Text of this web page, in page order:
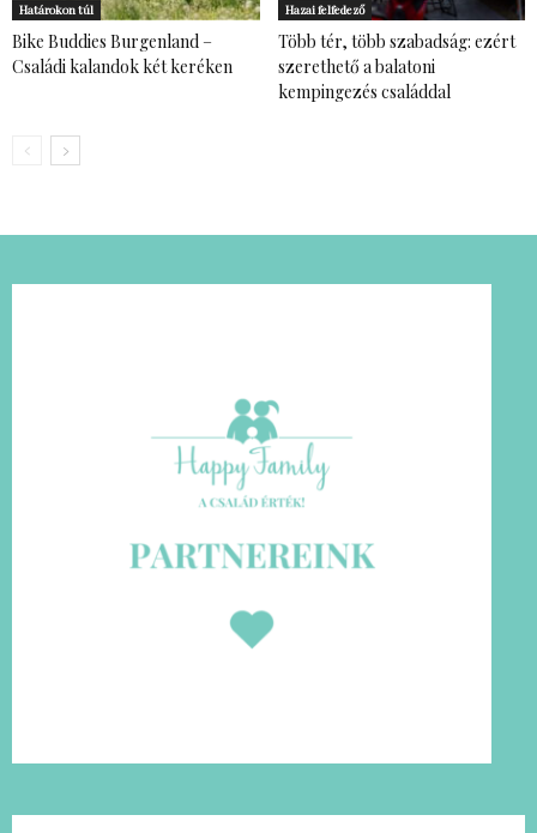
Határokon túl
Bike Buddies Burgenland –
Családi kalandok két keréken
Hazai felfedező
Több tér, több szabadság: ezért
szerethető a balatoni
kempingezés családdal